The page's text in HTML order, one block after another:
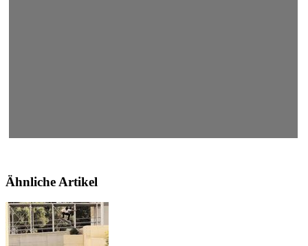
Ähnliche Artikel